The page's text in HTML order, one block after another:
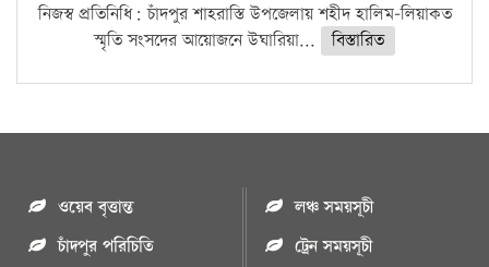
নিজস্ব প্রতিনিধি: চাঁদপুর শাহরাস্তি উপজেলায় শহীদ হালিম-লিয়াকত
স্মৃতি সংসদের আয়োজনে উঘারিয়া...
বিস্তারিত
ওয়েব বৃত্তান্ত
চাঁদপুর পরিচিতি
লঞ্চ সময়সূচী
ট্রেন সময়সূচী